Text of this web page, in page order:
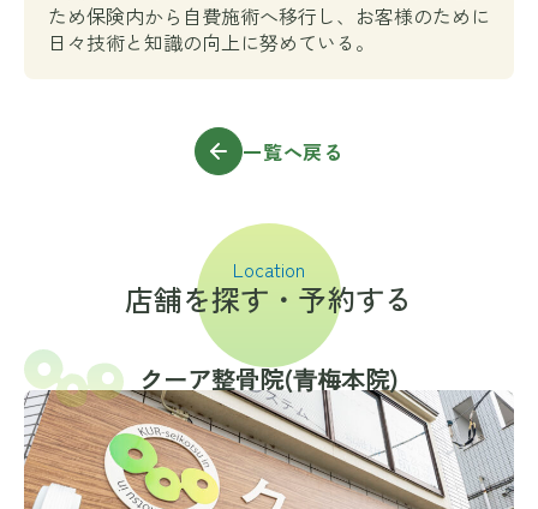
ため保険内から自費施術へ移行し、お客様のために
日々技術と知識の向上に努めている。
一覧へ戻る
Location
店舗を探す・予約する
クーア整骨院(⻘梅本院)